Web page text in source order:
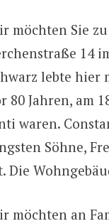
möchten Sie
14
lebte hier
80 Jahren, am
waren.
Söhne,
Die
möchten an